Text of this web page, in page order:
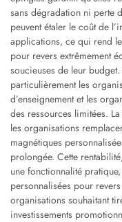
sans dégradation ni perte
peuvent étaler le coût de
applications, ce qui rend
pour revers extrêmement
soucieuses de leur
particulièrement les
d’enseignement et les
des ressources limitées.
les organisations
magnétiques
prolongée. Cette
une fonctionnalité
personnalisées pour
organisations souhaitant
investissements